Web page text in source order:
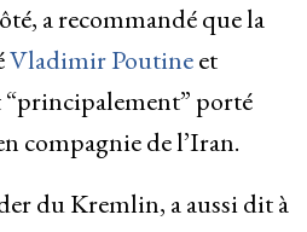
a recommandé que la
Vladimir Poutineet
porté
compagnie de l’Iran.
du Kremlin, a aussi dit à